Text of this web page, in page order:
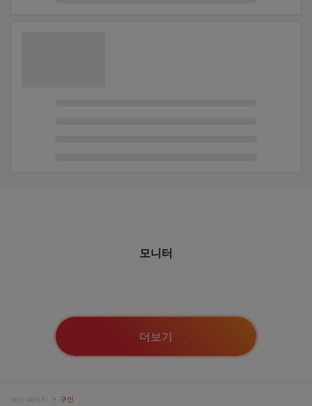
모니터
더보기
메인 페이지 구인